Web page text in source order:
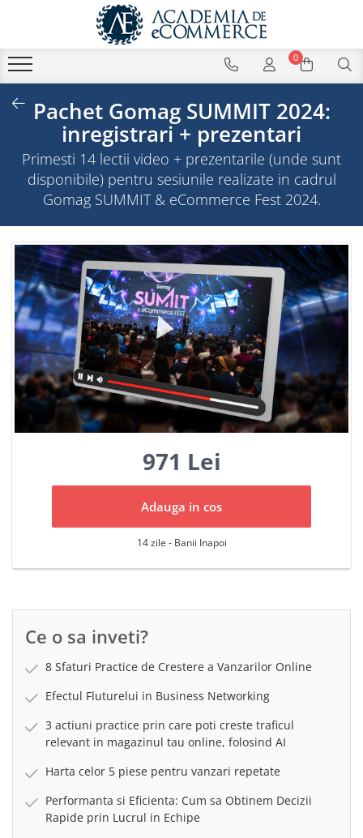
0
Pachet Gomag SUMMIT 2024:
inregistrari + prezentari
Primesti 14 lectii video + prezentarile (unde sunt
disponibile) pentru sesiunile realizate in cadrul
Gomag SUMMIT & eCommerce Fest 2024.
971 Lei
Adauga in cos
14 zile - Banii Inapoi
Ce o sa inveti?
8 Sfaturi Practice de Crestere a Vanzarilor Online
Efectul Fluturelui in Business Networking
3 actiuni practice prin care poti creste traficul
relevant in magazinul tau online, folosind AI
Harta celor 5 piese pentru vanzari repetate
Performanta si Eficienta: Cum sa Obtinem Decizii
Rapide prin Lucrul in Echipe